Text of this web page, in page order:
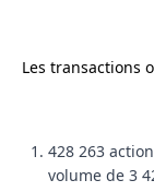
Les transactions
428 263
volume de 3